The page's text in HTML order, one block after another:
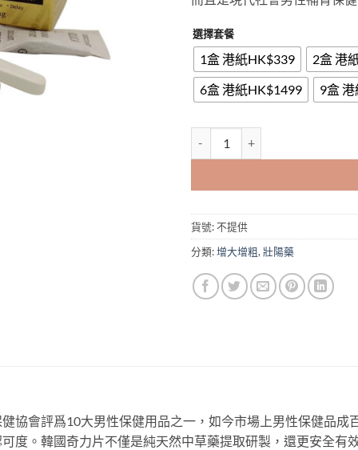
選擇套餐
1盒 港紙HK$339
2盒 港
6盒 港紙HK$1499
9盒
貨號:不提供
分類:增大增粗, 壯陽藥
協會評爲10大男性保健用品之一，如今市場上男性保健品成
度。韓國奇力片不僅是純天然中草藥提取研製，還更安全有